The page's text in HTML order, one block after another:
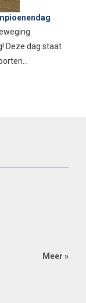
Deze dag staat
Meer »